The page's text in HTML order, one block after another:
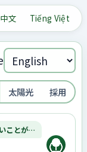
文 Tiếng Việt
太陽光 採用
ことが…